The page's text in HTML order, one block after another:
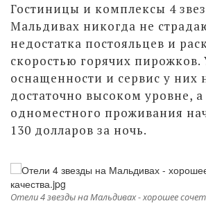
Гостиницы и комплексы 4
Мальдивах никогда не
недостатка постояльцев и
скоростью горячих пирожков.
оснащенности и сервис у них
достаточно высоком уровне, а
одноместного проживания
130 долларов за ночь.
Отели 4 звезды на Мальдивах - хорошее